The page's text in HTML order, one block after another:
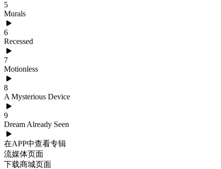
5
Murals
6
Recessed
7
Motionless
8
A Mysterious Device
9
Dream Already Seen
在APP中查看专辑
流媒体页面
下载商城页面